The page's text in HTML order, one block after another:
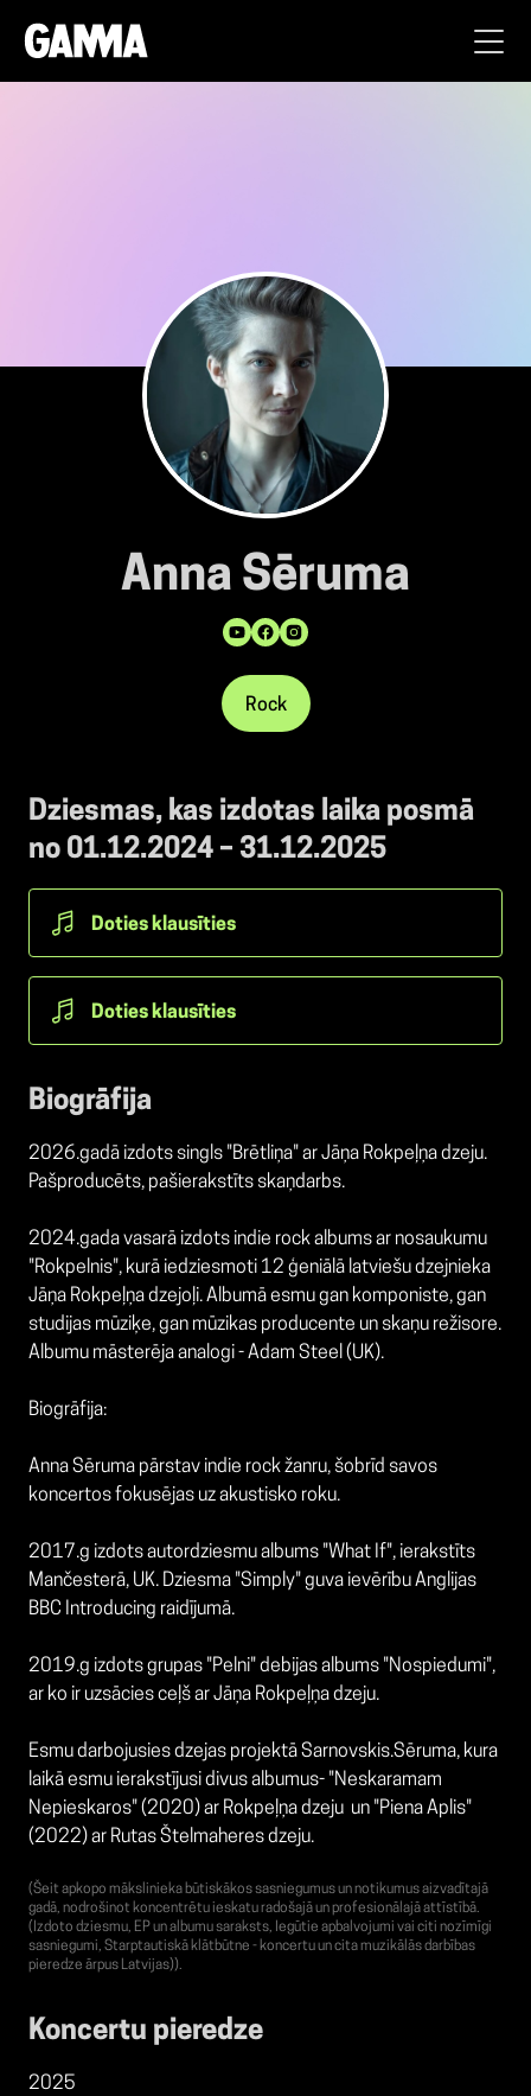
Anna Sēruma
Rock
Dziesmas, kas izdotas laika posmā
no 01.12.2024 – 31.12.2025
Doties klausīties
Doties klausīties
Biogrāfija
2026.gadā izdots singls "Brētliņa" ar Jāņa Rokpeļņa dzeju.
Pašproducēts, pašierakstīts skaņdarbs.
2024.gada vasarā izdots indie rock albums ar nosaukumu
"Rokpelnis", kurā iedziesmoti 12 ģeniālā latviešu dzejnieka
Jāņa Rokpeļņa dzejoļi. Albumā esmu gan komponiste, gan
studijas mūziķe, gan mūzikas producente un skaņu režisore.
Albumu māsterēja analogi - Adam Steel (UK).
Biogrāfija:
Anna Sēruma pārstav indie rock žanru, šobrīd savos
koncertos fokusējas uz akustisko roku.
2017.g izdots autordziesmu albums "What If", ierakstīts
Mančesterā, UK. Dziesma "Simply" guva ievērību Anglijas
BBC Introducing raidījumā.
2019.g izdots grupas "Pelni" debijas albums "Nospiedumi",
ar ko ir uzsācies ceļš ar Jāņa Rokpeļņa dzeju.
Esmu darbojusies dzejas projektā Sarnovskis.Sēruma, kura
laikā esmu ierakstījusi divus albumus- "Neskaramam
Nepieskaros" (2020) ar Rokpeļņa dzeju un "Piena Aplis"
(2022) ar Rutas Štelmaheres dzeju.
(Šeit apkopo mākslinieka būtiskākos sasniegumus un notikumus aizvadītajā
gadā, nodrošinot koncentrētu ieskatu radošajā un profesionālajā attīstībā.
(Izdoto dziesmu, EP un albumu saraksts, Iegūtie apbalvojumi vai citi nozīmīgi
sasniegumi, Starptautiskā klātbūtne - koncertu un cita muzikālās darbības
pieredze ārpus Latvijas)).
Koncertu pieredze
2025